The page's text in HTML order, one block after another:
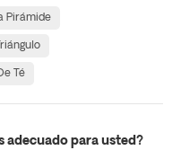
y su mercado es cada
Pirámide
Té
adecuado para usted?